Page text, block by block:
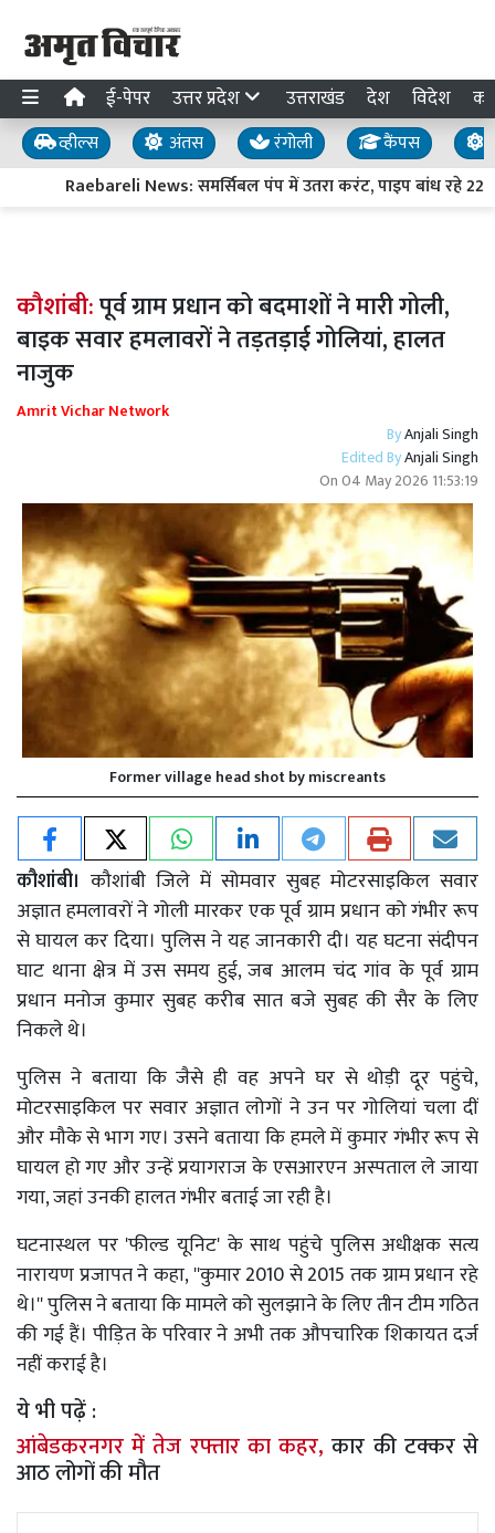
ई-पेपर उत्तर प्रदेश उत्तराखंड देश विदेश
व्हील्स अंतस रंगोली कैंपस
Raebareli News: समर्सिबल पंप में उतरा करंट, पाइप बांध रहे 22
कौशांबी:पूर्व ग्राम प्रधान को बदमाशों ने मारी गोली,
बाइक सवार हमलावरों ने तड़तड़ाई गोलियां, हालत
नाजुक
Amrit Vichar Network
ByAnjali Singh
Edited ByAnjali Singh
On04 May 2026 11:53:19
Former village head shot by miscreants
कौशांबी। कौशांबी जिले में सोमवार सुबह मोटरसाइकिल सवार
अज्ञात हमलावरों ने गोली मारकर एक पूर्व ग्राम प्रधान को गंभीर रूप
से घायल कर दिया। पुलिस ने यह जानकारी दी। यह घटना संदीपन
घाट थाना क्षेत्र में उस समय हुई, जब आलम चंद गांव के पूर्व ग्राम
प्रधान मनोज कुमार सुबह करीब सात बजे सुबह की सैर के लिए
निकले थे।
पुलिस ने बताया कि जैसे ही वह अपने घर से थोड़ी दूर पहुंचे,
मोटरसाइकिल पर सवार अज्ञात लोगों ने उन पर गोलियां चला दीं
और मौके से भाग गए। उसने बताया कि हमले में कुमार गंभीर रूप से
घायल हो गए और उन्हें प्रयागराज के एसआरएन अस्पताल ले जाया
गया, जहां उनकी हालत गंभीर बताई जा रही है।
घटनास्थल पर 'फील्ड यूनिट' के साथ पहुंचे पुलिस अधीक्षक सत्य
नारायण प्रजापत ने कहा, ''कुमार 2010 से 2015 तक ग्राम प्रधान रहे
थे।'' पुलिस ने बताया कि मामले को सुलझाने के लिए तीन टीम गठित
की गई हैं। पीड़ित के परिवार ने अभी तक औपचारिक शिकायत दर्ज
नहीं कराई है।
ये भी पढ़ें :
आंबेडकरनगर में तेज रफ्तार का कहर,कार की टक्कर से
आठ लोगों की मौत